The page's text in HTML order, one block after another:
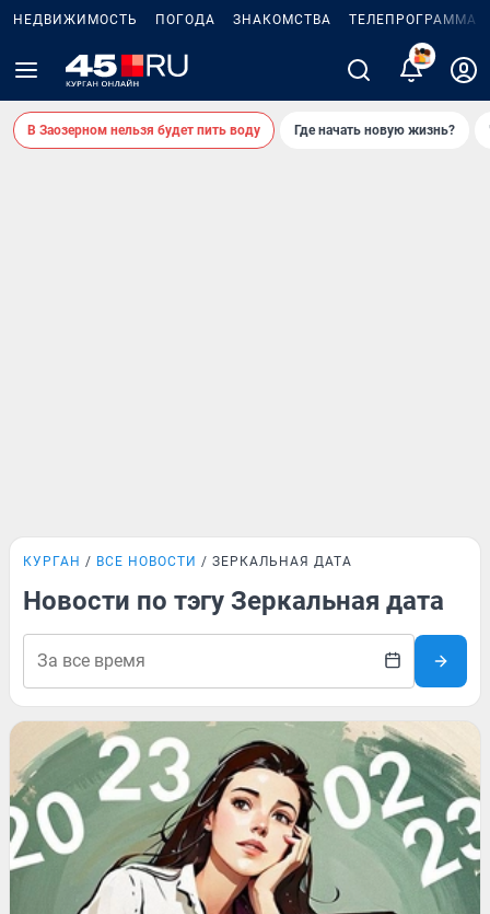
НЕДВИЖИМОСТЬ ПОГОДА ЗНАКОМСТВА ТЕЛЕПРОГРАММА
В Заозерном нельзя будет пить воду Где начать новую жизнь?
КУРГАН ВСЕ НОВОСТИ ЗЕРКАЛЬНАЯ ДАТА
Новости по тэгу Зеркальная дата